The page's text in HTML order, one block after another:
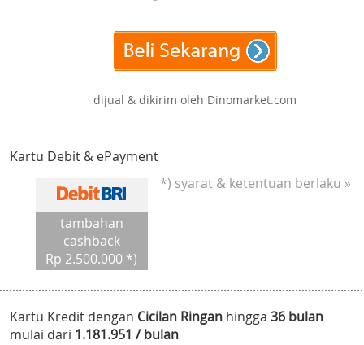
dijual & dikirim oleh Dinomarket.com
Kartu Debit & ePayment
tambahan
cashback
Rp 2.500.000 *)
*) syarat & ketentuan berlaku »
Kartu Kredit dengan Cicilan Ringan hingga 36 bulan
mulai dari 1.181.951 / bulan